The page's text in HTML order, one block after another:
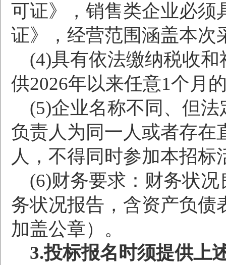
可证》，销售类企业必须
证》，经营范围涵盖本次
(4)具有依法缴纳税收
供2026年以来任意1个月
(5)企业名称不同、但
负责人为同一人或者存在
人，不得同时参加本招标
(6)财务要求：财务状况
务状况报告，含资产负债
加盖公章） 。
3.投标报名时须提供上